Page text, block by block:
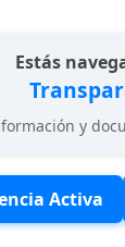
Estás
y
Activa